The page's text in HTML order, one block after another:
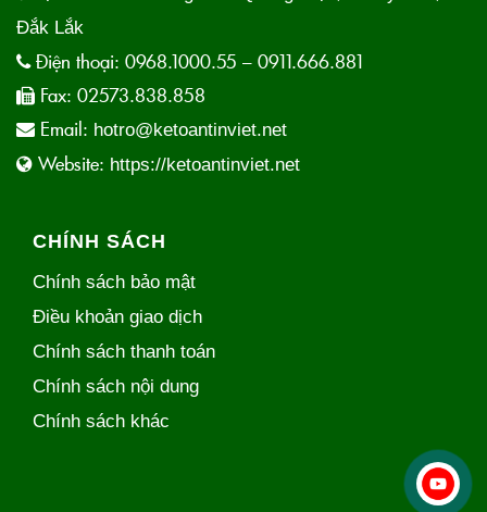
Đắk Lắk
Điện thoại: 0968.1000.55 – 0911.666.881
Fax: 02573.838.858
Email: hotro@ketoantinviet.net
Website: https://ketoantinviet.net
CHÍNH SÁCH
Chính sách bảo mật
Điều khoản giao dịch
Chính sách thanh toán
Chính sách nội dung
Chính sách khác